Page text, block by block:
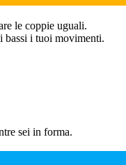
le coppie uguali.
bassi i tuoi movimenti.
sei in forma.